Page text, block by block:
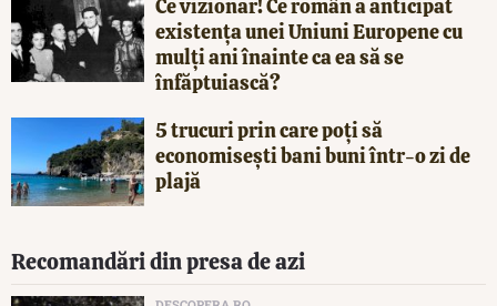
Ce vizionar! Ce român a anticipat
existența unei Uniuni Europene cu
mulți ani înainte ca ea să se
înfăptuiască?
5 trucuri prin care poți să
economisești bani buni într-o zi de
plajă
Recomandări din presa de azi